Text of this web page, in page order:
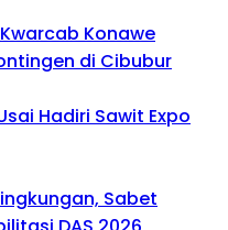
Konawe
di Cibubur
Hadiri Sawit Expo
Sabet